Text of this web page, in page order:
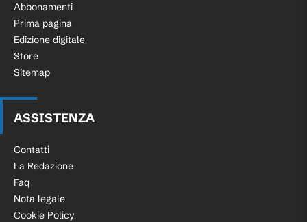
Abbonamenti
Prima pagina
Edizione digitale
Store
Sitemap
ASSISTENZA
Contatti
La Redazione
Faq
Nota legale
Cookie Policy